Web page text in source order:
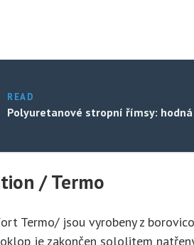
READ
Polyuretanové stropní římsy:
/ Termo
Termo/ jsou vyrobeny z
je zakončen sololitem